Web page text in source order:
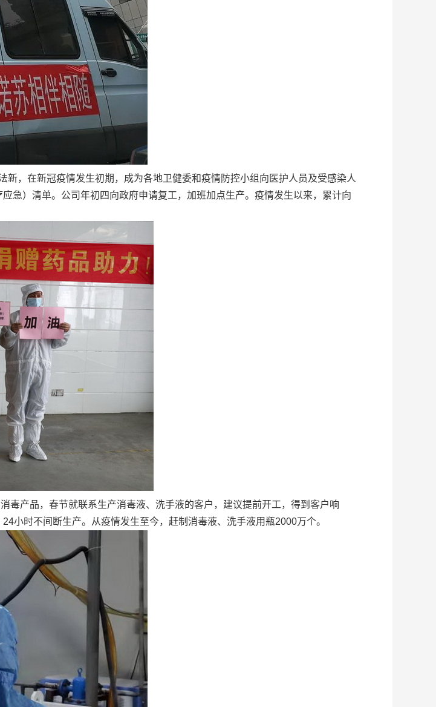
新，在新冠疫情发生初期，成为各地卫健委和疫情防控小组向医护人员及受感染人
急）清单。公司年初四向政府申请复工，加班加点生产。疫情发生以来，累计向
毒产品，春节就联系生产消毒液、洗手液的客户，建议提前开工，得到客户响
小时不间断生产。从疫情发生至今，赶制消毒液、洗手液用瓶2000万个。